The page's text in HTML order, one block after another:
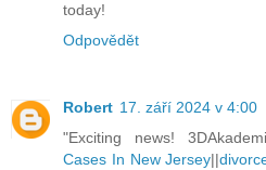
today!
Odpovědět
Robert 17. září 2024 v 4:00
"Exciting news!
Cases In New Jersey||